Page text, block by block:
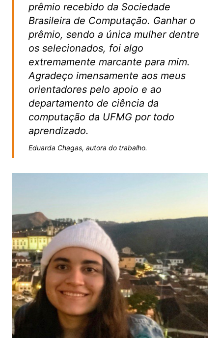
prêmio recebido da Sociedade
Brasileira de Computação. Ganhar o
prêmio, sendo a única mulher dentre
os selecionados, foi algo
extremamente marcante para mim.
Agradeço imensamente aos meus
orientadores pelo apoio e ao
departamento de ciência da
computação da UFMG por todo
aprendizado.
Eduarda Chagas, autora do trabalho.